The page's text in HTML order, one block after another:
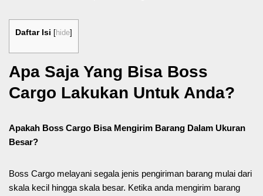
Daftar Isi [hide]
Apa Saja Yang Bisa Boss
Cargo Lakukan Untuk Anda?
Apakah Boss Cargo Bisa Mengirim Barang Dalam Ukuran
Besar?
Boss Cargo melayani segala jenis pengiriman barang mulai dari
skala kecil hingga skala besar. Ketika anda mengirim barang